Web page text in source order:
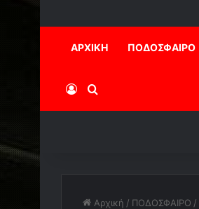
ΑΡΧΙΚΗ ΠΟΔΟΣΦΑΙΡΟ
Log InΑναζήτηση
Αρχική / ΠΟΔΟΣΦΑΙΡΟ /